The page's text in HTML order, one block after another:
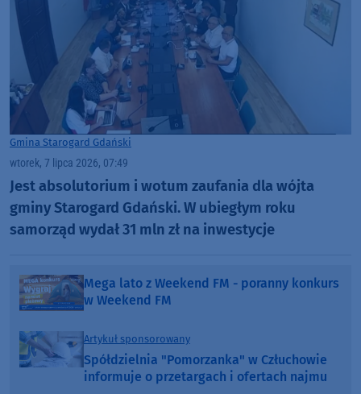
Gmina Starogard Gdański
wtorek, 7 lipca 2026, 07:49
Jest absolutorium i wotum zaufania dla wójta
gminy Starogard Gdański. W ubiegłym roku
samorząd wydał 31 mln zł na inwestycje
Mega lato z Weekend FM - poranny konkurs
w Weekend FM
Artykuł sponsorowany
Spółdzielnia "Pomorzanka" w Człuchowie
informuje o przetargach i ofertach najmu